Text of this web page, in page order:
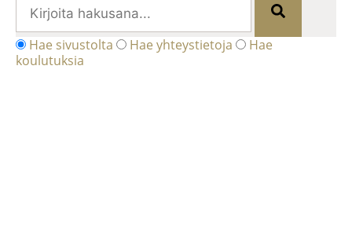
Hae sivustolta Hae yhteystietoja
Hae
koulutuksia